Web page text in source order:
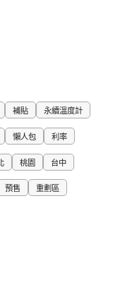
補貼 永續溫度計
懶人包 利率
桃園 台中
預售 重劃區